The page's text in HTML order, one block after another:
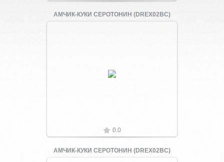
АМЧИК-КУКИ СЕРОТОНИН (DREX02BC)
Увеличить
0.0
АМЧИК-КУКИ СЕРОТОНИН (DREX02BC)